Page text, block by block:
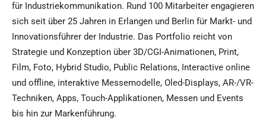
für Industriekommunikation. Rund 100 Mitarbeiter engagieren
sich seit über 25 Jahren in Erlangen und Berlin für Markt- und
Innovationsführer der Industrie. Das Portfolio reicht von
Strategie und Konzeption über 3D/CGI-Animationen, Print,
Film, Foto, Hybrid Studio, Public Relations, Interactive online
und offline, interaktive Messemodelle, Oled-Displays, AR-/VR-
Techniken, Apps, Touch-Applikationen, Messen und Events
bis hin zur Markenführung.